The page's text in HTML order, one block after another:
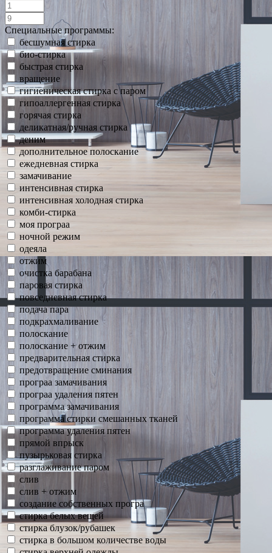
Специальные программы:
бесшумная стирка
био-стирка
быстрая стирка
вращение
гигиеническая стирка с паром
гипоаллергенная стирка
горячая стирка
деликатная/ручная стирка
деним
дополнительное полоскание
ежедневная стирка
замачивание
интенсивная стирка
интенсивная холодная стирка
комби-стирка
моя програа
ночной режим
одеяла
отжим
очистка барабана
паровая стирка
повседневная стирка
подача пара
подкрахмаливание
полоскание
полоскание + отжим
предварительная стирка
предотвращение сминания
програа замачивания
програа удаления пятен
программа замачивания
программа стирки смешанных тканей
программа удаления пятен
прямой впрыск
пузырьковая стирка
разглаживание паром
слив
слив + отжим
создание собственных програ
стирка белых вещей
стирка блузок/рубашек
стирка в большом количестве воды